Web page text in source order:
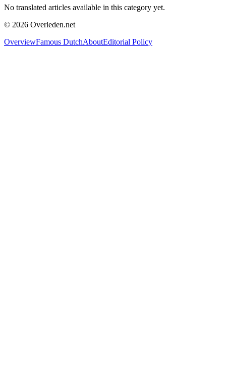
No translated articles available in this category yet.
© 2026 Overleden.net
OverviewFamous DutchAboutEditorial Policy